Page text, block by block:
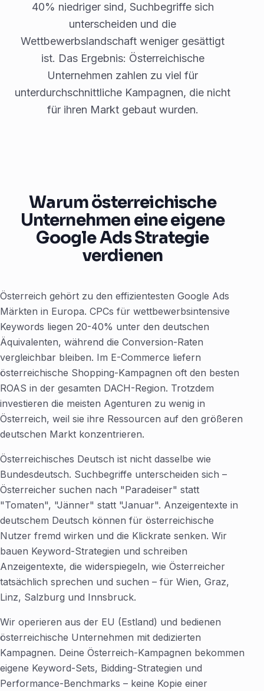
40% niedriger sind, Suchbegriffe sich
unterscheiden und die
Wettbewerbslandschaft weniger gesättigt
ist. Das Ergebnis: Österreichische
Unternehmen zahlen zu viel für
unterdurchschnittliche Kampagnen, die nicht
für ihren Markt gebaut wurden.
Warum österreichische
Unternehmen eine eigene
Google Ads Strategie
verdienen
Österreich gehört zu den effizientesten Google Ads
Märkten in Europa. CPCs für wettbewerbsintensive
Keywords liegen 20-40% unter den deutschen
Äquivalenten, während die Conversion-Raten
vergleichbar bleiben. Im E-Commerce liefern
österreichische Shopping-Kampagnen oft den besten
ROAS in der gesamten DACH-Region. Trotzdem
investieren die meisten Agenturen zu wenig in
Österreich, weil sie ihre Ressourcen auf den größeren
deutschen Markt konzentrieren.
Österreichisches Deutsch ist nicht dasselbe wie
Bundesdeutsch. Suchbegriffe unterscheiden sich –
Österreicher suchen nach "Paradeiser" statt
"Tomaten", "Jänner" statt "Januar". Anzeigentexte in
deutschem Deutsch können für österreichische
Nutzer fremd wirken und die Klickrate senken. Wir
bauen Keyword-Strategien und schreiben
Anzeigentexte, die widerspiegeln, wie Österreicher
tatsächlich sprechen und suchen – für Wien, Graz,
Linz, Salzburg und Innsbruck.
Wir operieren aus der EU (Estland) und bedienen
österreichische Unternehmen mit dedizierten
Kampagnen. Deine Österreich-Kampagnen bekommen
eigene Keyword-Sets, Bidding-Strategien und
Performance-Benchmarks – keine Kopie einer